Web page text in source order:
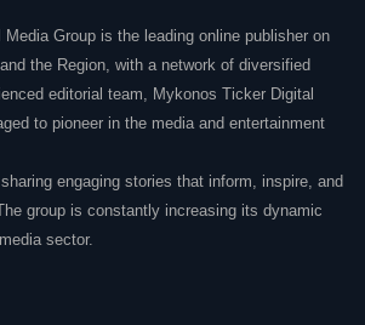
Group is the leading online publisher on
the Region, with a network of diversified
editorial team, Mykonos Ticker Digital
to pioneer in the media and entertainment
engaging stories that inform, inspire, and
group is constantly increasing its dynamic
sector.